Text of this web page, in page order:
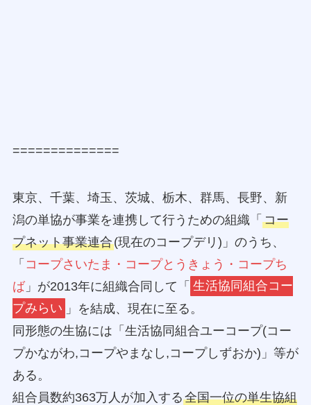
==============
東京、千葉、埼玉、茨城、栃木、群馬、長野、新
潟の単協が事業を連携して行うための組織「 コー
プネット事業連合(現在のコープデリ)」のうち、
「 コープさいたま・コープとうきょう・コープち
ば」が2013年に組織合同して「 生活協同組合コー
プみらい 」を結成、現在に至る。
同形態の生協には「生活協同組合ユーコープ(コー
プかながわ,コープやまなし,コープしずおか)」等が
ある。
組合員数約363万人が加入する全国一位の単生協組